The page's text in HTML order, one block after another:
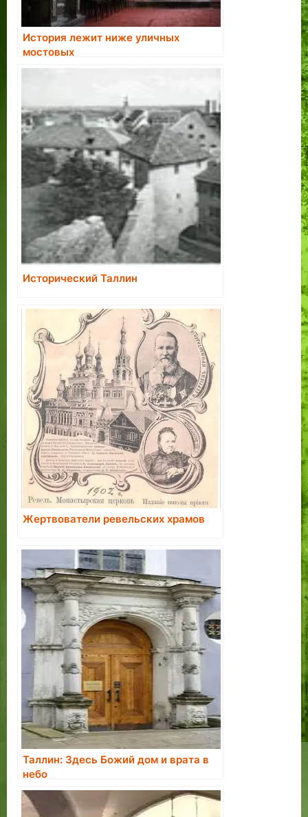
История лежит ниже уличных
мостовых
Исторический Таллин
Жертвователи ревельских храмов
Таллин: Здесь Божий дом и врата в
небо